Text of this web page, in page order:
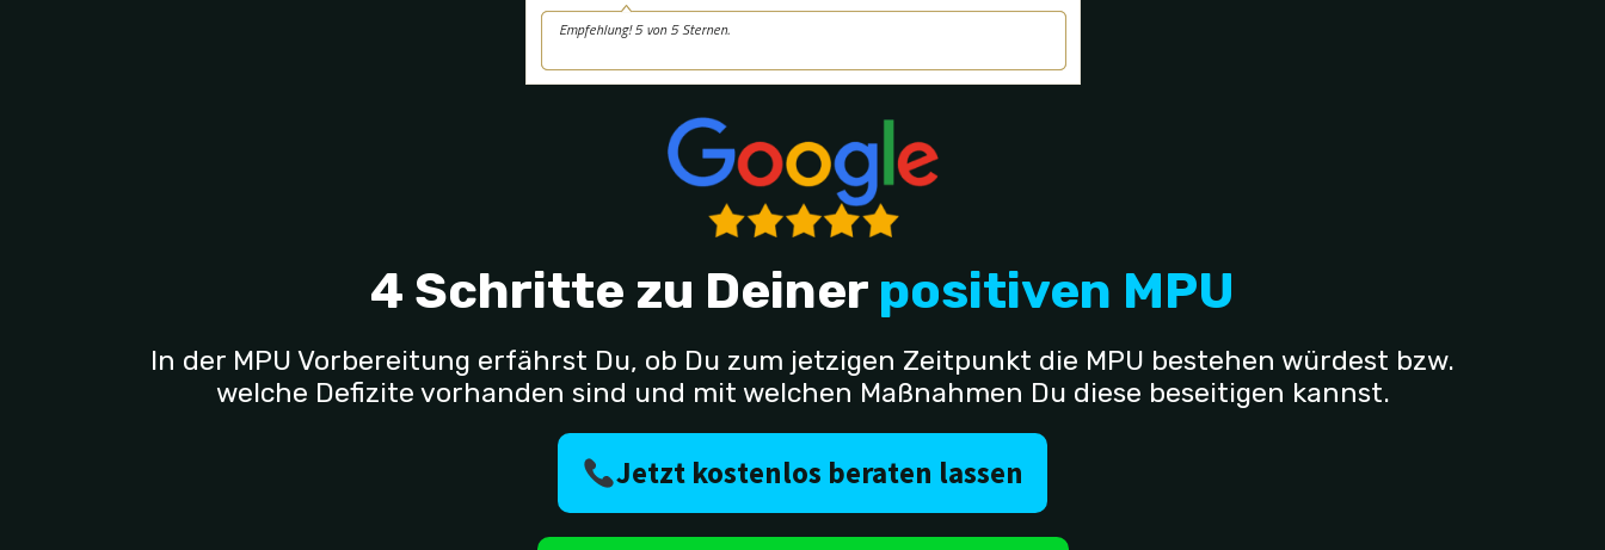
4 Schritte zu Deiner positiven MPU
In der MPU Vorbereitung erfährst Du, ob Du zum jetzigen Zeitpunkt die MPU bestehen würdest bzw.
welche Defizite vorhanden sind und mit welchen Maßnahmen Du diese beseitigen kannst.
Jetzt kostenlos beraten lassen